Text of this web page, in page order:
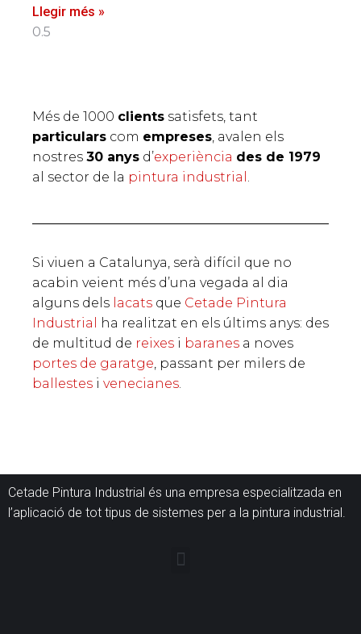
Llegir més »
Més de 1000 clients satisfets, tant
particulars com empreses, avalen els
nostres 30 anys d’experiència des de 1979
al sector de la pintura industrial .
Si viuen a Catalunya, serà difícil que no
acabin veient més d’una vegada al dia
alguns dels lacats que Cetade Pintura
Industrial
ha realitzat en els últims anys: des
de multitud de reixes i baranes a noves
portes de garatge, passant per milers de
ballestes i venecianes.
Cetade Pintura Industrial és una empresa especialitzada en
l’aplicació de tot tipus de sistemes per a la pintura industrial.